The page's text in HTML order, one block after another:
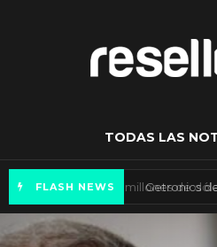
TODAS LAS
FLASH NEWS Mercado de